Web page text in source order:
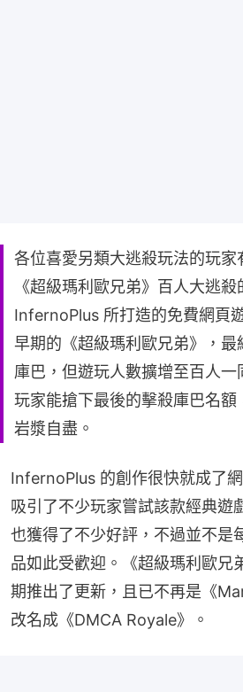
各位喜愛另類大逃殺玩法的玩家
《超級瑪利歐兄弟》百人大逃
InfernoPlus 所打造的免費網頁
早期的《超級瑪利歐兄弟》，
庫巴，但遊玩人數擴增至百人一
玩家能搶下最後的擊殺庫巴名
岩漿自盡。
InfernoPlus 的創作很快就成了
吸引了不少玩家嘗試該款經典遊
也獲得了不少好評，不過並不是
品如此受歡迎。《超級瑪利歐兄
期推出了更新，且已不再是《
改名成《DMCA Royale》。